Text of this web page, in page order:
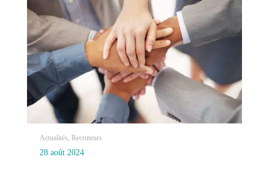
Actualités, Recruteurs
28 août 2024